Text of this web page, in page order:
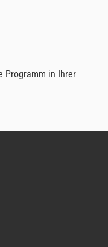
Programm in Ihrer